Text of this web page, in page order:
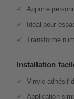
Apporte
Idéal pour
Transforme
Installation
Vinyle adhésif
Application